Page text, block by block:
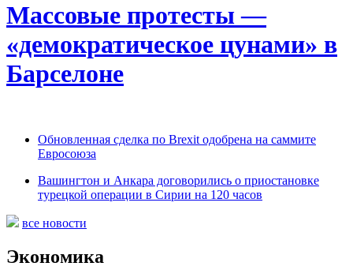
Массовые протесты —
«демократическое цунами» в
Барселоне
Обновленная сделка по Brexit одобрена на саммите
Евросоюза
Вашингтон и Анкара договорились о приостановке
турецкой операции в Сирии на 120 часов
все новости
Экономика